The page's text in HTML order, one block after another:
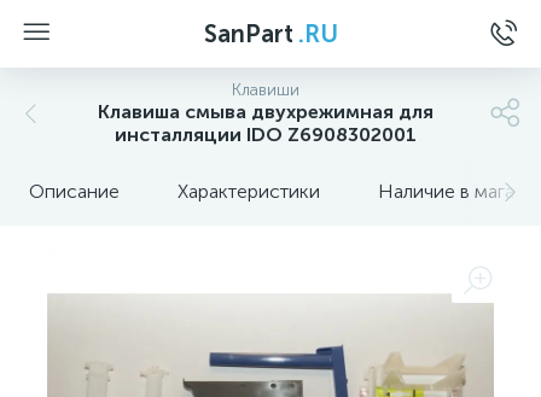
SanPart .RU
Клавиши
Клавиша смыва двухрежимная для
инсталляции IDO Z6908302001
Описание Характеристики Наличие в